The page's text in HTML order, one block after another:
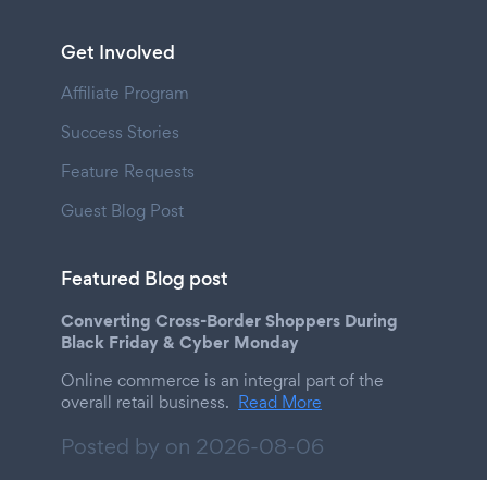
Get Involved
Affiliate Program
Success Stories
Feature Requests
Guest Blog Post
Featured Blog post
Converting Cross-Border Shoppers During
Black Friday & Cyber Monday
Online commerce is an integral part of the
overall retail business. Read More
Posted by on 2026-08-06